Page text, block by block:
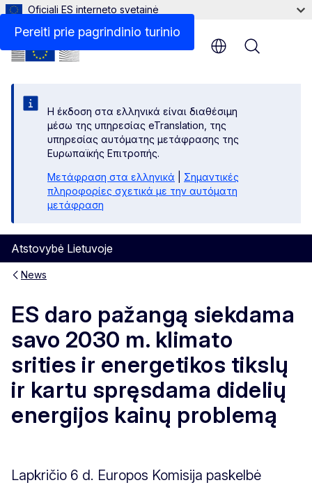
Pereiti prie pagrindinio turinio
Oficiali ES interneto svetainė
Η έκδοση στα ελληνικά είναι διαθέσιμη
μέσω της υπηρεσίας eTranslation, της
υπηρεσίας αυτόματης μετάφρασης της
Ευρωπαϊκής Επιτροπής.
Μετάφραση στα ελληνικά
Σημαντικές
πληροφορίες σχετικά με την αυτόματη
μετάφραση
Atstovybė Lietuvoje
Menu
News
ES daro pažangą siekdama
savo 2030 m. klimato
srities ir energetikos tikslų
ir kartu spręsdama didelių
energijos kainų problemą
Lapkričio 6 d. Europos Komisija paskelbė